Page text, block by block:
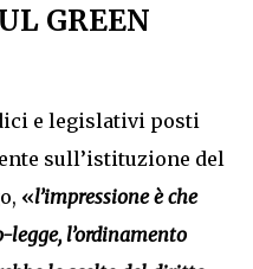
GREEN
e legislativi posti
sull’istituzione del
«l’impressione è che
legge, l’ordinamento